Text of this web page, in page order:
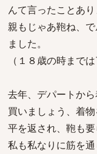
んて言ったことあり
親もじゃあ鞄ね、
ました。
（１８歳の時までは
去年、デパートか
買いましょう、着
平を返され、鞄も
私も私なりに筋を通